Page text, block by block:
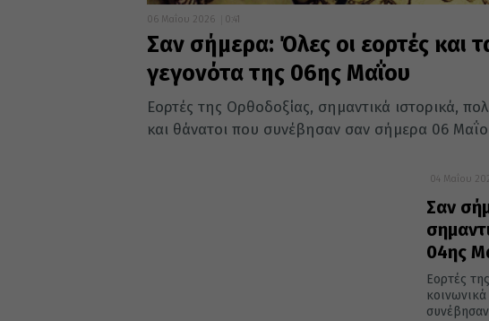
06 Μαΐου 2026 0:41
Σαν σήμερα: Όλες οι εορτές και
γεγονότα της 06ης Μαΐου
Εορτές της Ορθοδοξίας, σημαντικά ιστορικά,
και θάνατοι που συνέβησαν σαν σήμερα 06
04 Μαΐου
Σαν
04ης
Εορτές
κοινωνικά